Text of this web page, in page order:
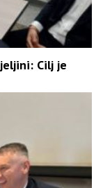
Cilj je